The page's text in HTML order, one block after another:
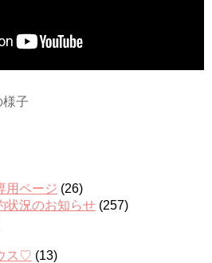
子
用ページ (26)
状況のお知らせ (257)
ス♡ (13)